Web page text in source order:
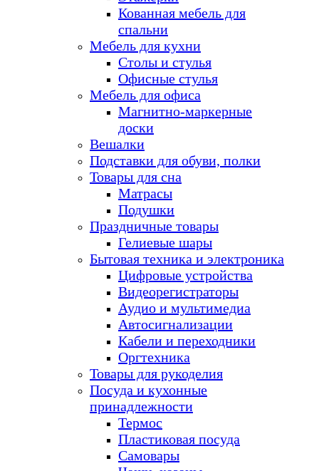
Кованная мебель для
спальни
Мебель для кухни
Столы и стулья
Офисные стулья
Мебель для офиса
Магнитно-маркерные
доски
Вешалки
Подставки для обуви, полки
Товары для сна
Матрасы
Подушки
Праздничные товары
Гелиевые шары
Бытовая техника и электроника
Цифровые устройства
Видеорегистраторы
Аудио и мультимедиа
Автосигнализации
Кабели и переходники
Оргтехника
Товары для рукоделия
Посуда и кухонные
принадлежности
Термос
Пластиковая посуда
Самовары